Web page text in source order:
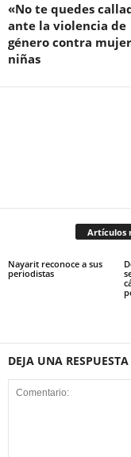
«No te quedes
ante la violencia de
género contra
niñas
Artículos
Nayarit reconoce a sus
periodistas
DEJA UNA RESPUESTA